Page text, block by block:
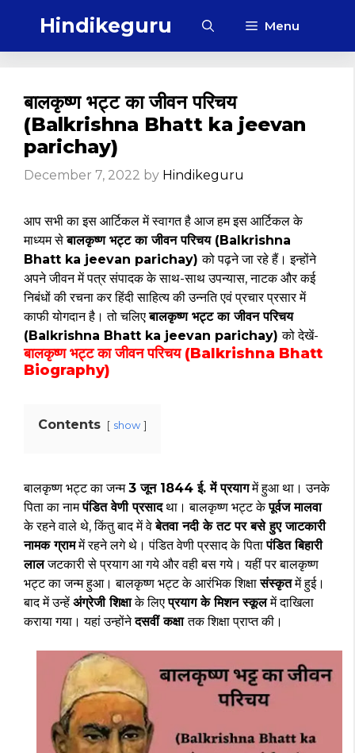
Hindikeguru Menu
बालकृष्ण भट्ट का जीवन परिचय
(Balkrishna Bhatt ka jeevan
parichay)
December 7, 2022 by Hindikeguru
आप सभी का इस आर्टिकल में स्वागत है आज हम इस आर्टिकल के
माध्यम सेबालकृष्ण भट्ट का जीवन परिचय (Balkrishna
Bhatt ka jeevan parichay)को पढ़ने जा रहे हैं। इन्होंने
अपने जीवन में पत्र संपादक के साथ-साथ उपन्यास, नाटक और कई
निबंधों की रचना कर हिंदी साहित्य की उन्नति एवं प्रचार प्रसार में
काफी योगदान है। तो चलिएबालकृष्ण भट्ट का जीवन परिचय
(Balkrishna Bhatt ka jeevan parichay)को देखें-
बालकृष्ण भट्ट का जीवन परिचय (Balkrishna Bhatt
Biography)
Contents show
बालकृष्ण भट्ट का जन्म3 जून 1844 ई. में प्रयागमें हुआ था। उनके
पिता का नामपंडित वेणी प्रसादथा। बालकृष्ण भट्ट केपूर्वज मालवा
के रहने वाले थे, किंतु बाद में वेबेतवा नदी के तट पर बसे हुए जाटकारी
नामक ग्राममें रहने लगे थे। पंडित वेणी प्रसाद के पितापंडित बिहारी
लालजटकारी से प्रयाग आ गये और वही बस गये। यहीं पर बालकृष्ण
भट्ट का जन्म हुआ। बालकृष्ण भट्ट के आरंभिक शिक्षासंस्कृतमें हुई।
बाद में उन्हें अंग्रेजी शिक्षाके लिएप्रयाग के मिशन स्कूलमें दाखिला
कराया गया। यहां उन्होंनेदसवीं कक्षातक शिक्षा प्राप्त की।